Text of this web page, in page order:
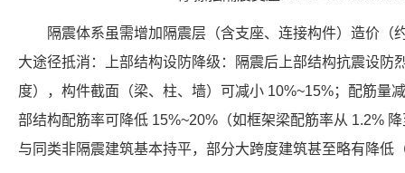
隔震体系虽需增加隔震层（含支座、连接构件）造价（
大途径抵消：上部结构设防降级：隔震后上部结构抗震设防
度），构件截面（梁、柱、墙）可减小 10%~15%；配筋量
部结构配筋率可降低 15%~20%（如框架梁配筋率从 1.2%
与同类非隔震建筑基本持平，部分大跨度建筑甚至略有降低